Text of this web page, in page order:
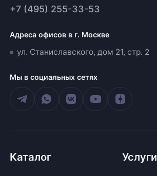
+7 (495) 255-33-53
Адреса офисов в г. Москве
ул. Станиславского, дом 21, стр. 2
Мы в социальных сетях
Каталог Услуги